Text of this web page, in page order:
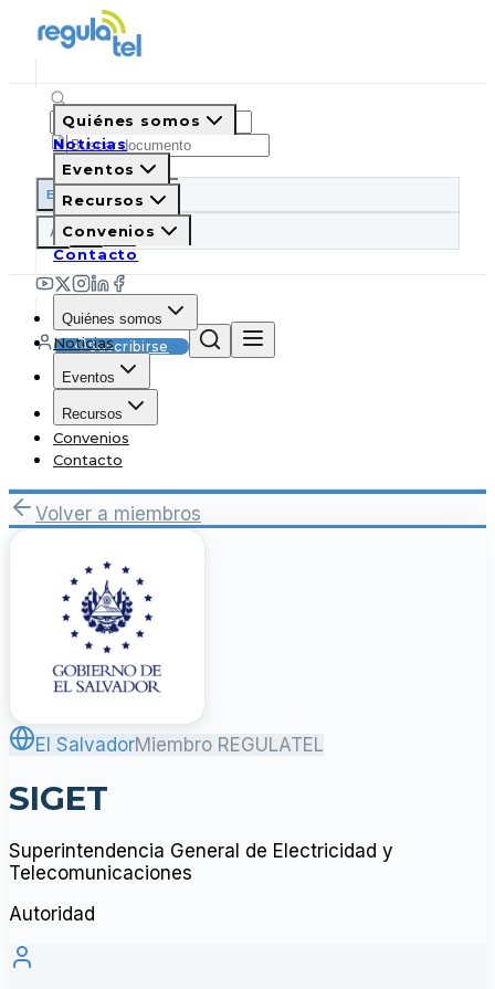
ES IT
A A A
Suscribirse
Quiénes somos
Noticias
Eventos
Recursos
Convenios
Contacto
Quiénes somos
Noticias
Eventos
Recursos
Convenios
Contacto
Volver a miembros
El SalvadorMiembro REGULATEL
SIGET
Superintendencia General de Electricidad y
Telecomunicaciones
Autoridad